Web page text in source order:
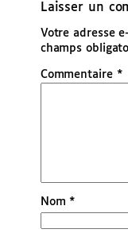
Laisser un
Votre adresse
champs
Commentaire *
Nom*